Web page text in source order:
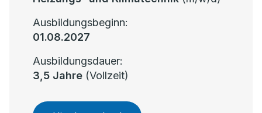
Ausbildungsbeginn:
01.08.2027
Ausbildungsdauer:
3,5 Jahre (Vollzeit)